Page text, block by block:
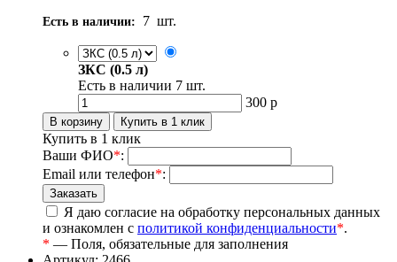
Есть в наличии: 7 шт.
ЗКС (0.5 л)
Есть в наличии 7 шт.
300 р
Купить в 1 клик
Ваши ФИО*:
Email или телефон*:
Я даю согласие на обработку персональных данных
и ознакомлен с политикой конфиденциальности*.
* — Поля, обязательные для заполнения